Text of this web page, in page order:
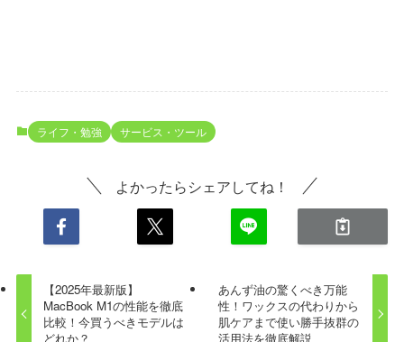
ライフ・勉強 サービス・ツール
よかったらシェアしてね！
【2025年最新版】
MacBook M1の性能を徹底
比較！今買うべきモデルは
どれか？
あんず油の驚くべき万能
性！ワックスの代わりから
肌ケアまで使い勝手抜群の
活用法を徹底解説